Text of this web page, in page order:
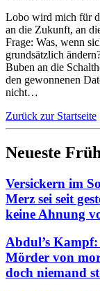
Lobo wird mich für
an die Zukunft, an
Frage: Was, wenn
grundsätzlich
Buben an die
den gewonnenen
nicht…
Zurück zur Startseite
Neueste
Versickern im
Merz sei seit
keine Ahnung
Abdul’s Kampf:
Mörder von
doch niemand